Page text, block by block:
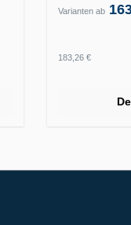
Varianten ab
Regulärer
183,26 €